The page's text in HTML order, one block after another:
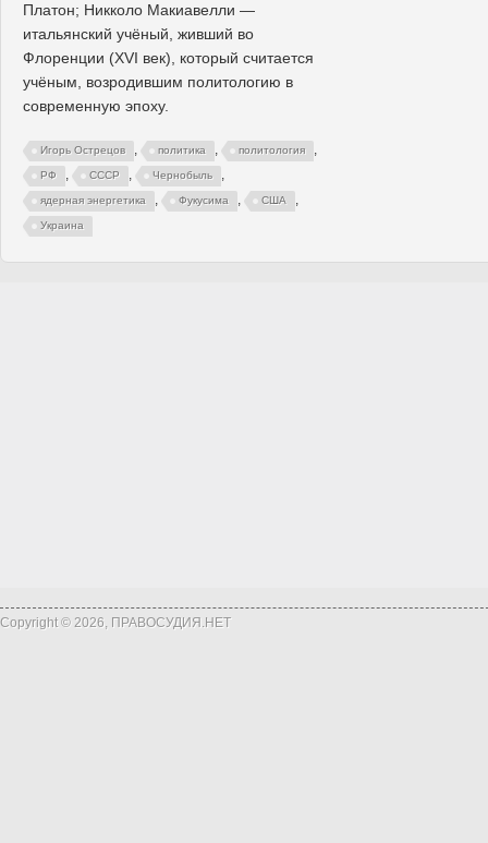
Платон; Никколо Макиавелли —
итальянский учёный, живший во
Флоренции (XVI век), который считается
учёным, возродившим политологию в
современную эпоху.
Игорь Острецов , политика , политология ,
РФ , СССР , Чернобыль ,
ядерная энергетика , Фукусима , США ,
Украина
Copyright © 2026, ПРАВОСУДИЯ.НЕТ